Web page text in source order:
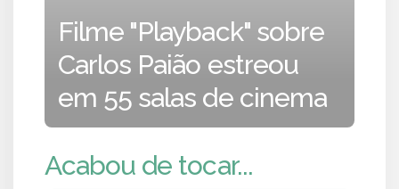
Filme "Playback" sobre
Carlos Paião estreou
em 55 salas de cinema
Acabou de tocar...